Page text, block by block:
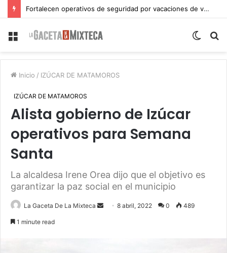
Fortalecen operativos de seguridad por vacaciones de verano en Atlixco
Menu
Switch
Inicio / IZÚCAR DE MATAMOROS
IZÚCAR DE MATAMOROS
Alista gobierno de Izúcar
operativos para Semana
Santa
La alcaldesa Irene Orea dijo que el objetivo es
garantizar la paz social en el municipio
La Gaceta De La Mixteca
Send8 abril, 2022 0 489
1 minute read